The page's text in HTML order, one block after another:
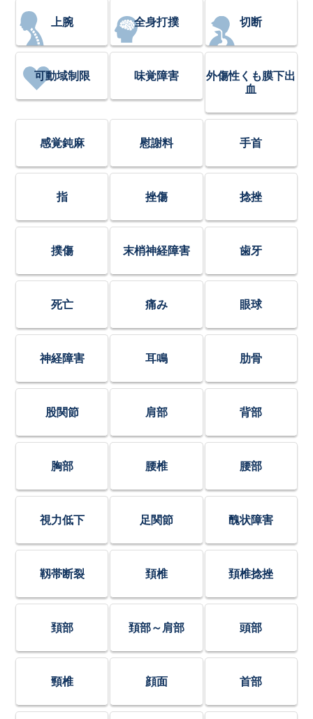
上腕 全身打撲 切断
可動域制限 味覚障害
外傷性くも膜下出
血
感覚鈍麻 慰謝料 手首
指 挫傷 捻挫
撲傷 末梢神経障害 歯牙
死亡 痛み 眼球
神経障害 耳鳴 肋骨
股関節 肩部 背部
胸部 腰椎 腰部
視力低下 足関節 醜状障害
靱帯断裂 頚椎 頚椎捻挫
頚部 頚部～肩部 頭部
頸椎 顔面 首部